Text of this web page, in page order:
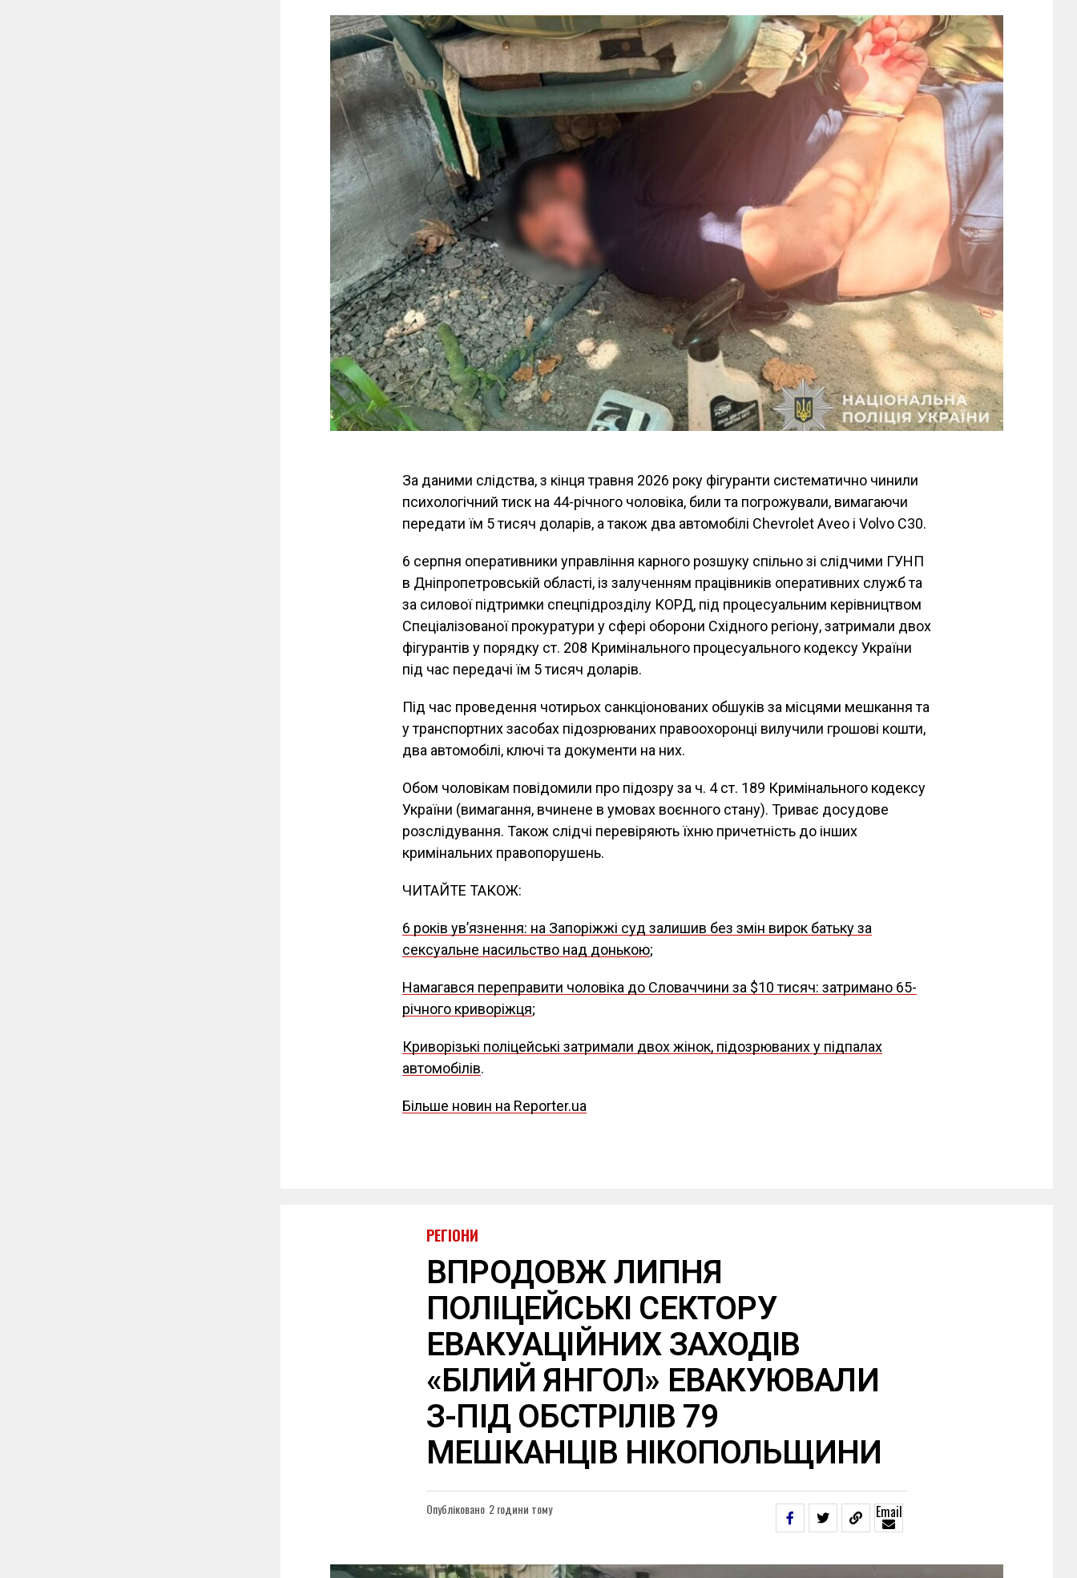
За даними слідства, з кінця травня 2026 року фігуранти систематично чинили
психологічний тиск на 44-річного чоловіка, били та погрожували, вимагаючи
передати їм 5 тисяч доларів, а також два автомобілі Chevrolet Aveo і Volvo C30.
6 серпня оперативники управління карного розшуку спільно зі слідчими ГУНП
в Дніпропетровській області, із залученням працівників оперативних служб та
за силової підтримки спецпідрозділу КОРД, під процесуальним керівництвом
Спеціалізованої прокуратури у сфері оборони Східного регіону, затримали двох
фігурантів у порядку ст. 208 Кримінального процесуального кодексу України
під час передачі їм 5 тисяч доларів.
Під час проведення чотирьох санкціонованих обшуків за місцями мешкання та
у транспортних засобах підозрюваних правоохоронці вилучили грошові кошти,
два автомобілі, ключі та документи на них.
Обом чоловікам повідомили про підозру за ч. 4 ст. 189 Кримінального кодексу
України (вимагання, вчинене в умовах воєнного стану). Триває досудове
розслідування. Також слідчі перевіряють їхню причетність до інших
кримінальних правопорушень.
ЧИТАЙТЕ ТАКОЖ:
6 років увʼязнення: на Запоріжжі суд залишив без змін вирок батьку за
сексуальне насильство над донькою;
Намагався переправити чоловіка до Словаччини за $10 тисяч: затримано 65-
річного криворіжця;
Криворізькі поліцейські затримали двох жінок, підозрюваних у підпалах
автомобілів.
Більше новин на Reporter.ua
РЕГІОНИ
ВПРОДОВЖ ЛИПНЯ
ПОЛІЦЕЙСЬКІ СЕКТОРУ
ЕВАКУАЦІЙНИХ ЗАХОДІВ
«БІЛИЙ ЯНГОЛ» ЕВАКУЮВАЛИ
З-ПІД ОБСТРІЛІВ 79
МЕШКАНЦІВ НІКОПОЛЬЩИНИ
Опубліковано 2 години тому Email